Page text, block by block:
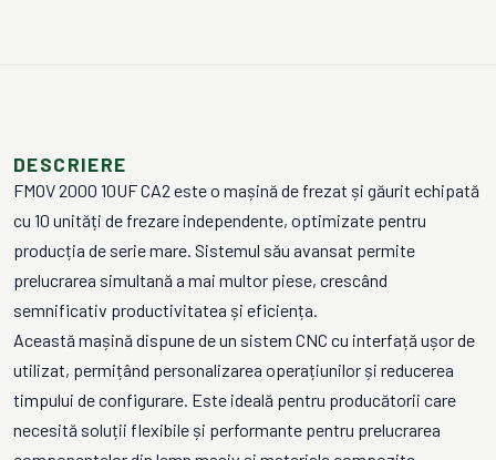
DESCRIERE
FMOV 2000 10UF CA2 este o mașină de frezat și găurit echipată
cu 10 unități de frezare independente, optimizate pentru
producția de serie mare. Sistemul său avansat permite
prelucrarea simultană a mai multor piese, crescând
semnificativ productivitatea și eficiența.
Această mașină dispune de un sistem CNC cu interfață ușor de
utilizat, permițând personalizarea operațiunilor și reducerea
timpului de configurare. Este ideală pentru producătorii care
necesită soluții flexibile și performante pentru prelucrarea